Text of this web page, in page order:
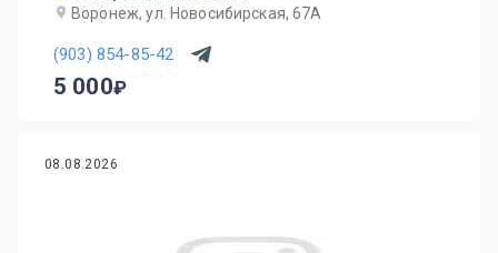
Воронеж, ул. Новосибирская, 67А
(903) 854-85-42
5 000
08.08.2026